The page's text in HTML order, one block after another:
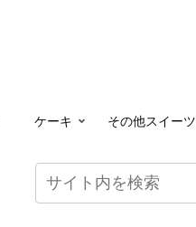
ケーキ その他スイーツ